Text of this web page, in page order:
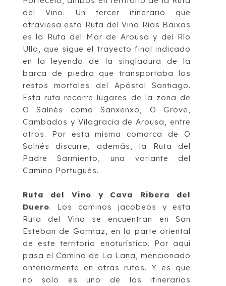
del Vino. Un tercer itinerario que
atraviesa esta Ruta del Vino Rías Baixas
es la Ruta del Mar de Arousa y del Río
Ulla , que sigue el trayecto final indicado
en la leyenda de la singladura de la
barca de piedra que transportaba los
restos mortales del Apóstol Santiago.
Esta ruta recorrelugares de la zona de
O Salnés como Sanxenxo, O Grove,
Cambados y Vilagracia de Arousa,entre
otros. Por esta misma comarca de O
Salnés discurre, además, la Ruta del
Padre Sarmiento, una variante del
Camino Portugués.
Ruta del Vino y Cava
Ribera del
Duero. Los caminos jacobeos y esta
Ruta del Vino seencuentran en San
Esteban de Gormaz, en la parte oriental
de este territorio enoturístico. Por aquí
pasa el Camino de La Lana
, mencionado
anteriormente en otras rutas. Y es que
no solo es uno de los itinerarios